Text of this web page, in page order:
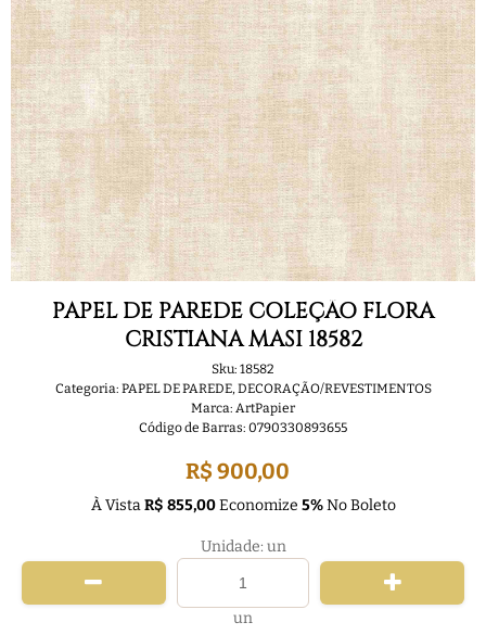
PAPEL DE PAREDE COLEÇÃO FLORA
CRISTIANA MASI 18582
Sku: 18582
Categoria: PAPEL DE PAREDE,DECORAÇÃO/REVESTIMENTOS
Marca: ArtPapier
Código de Barras: 0790330893655
R$ 900,00
À VistaR$ 855,00Economize 5%No Boleto
Unidade: un
un